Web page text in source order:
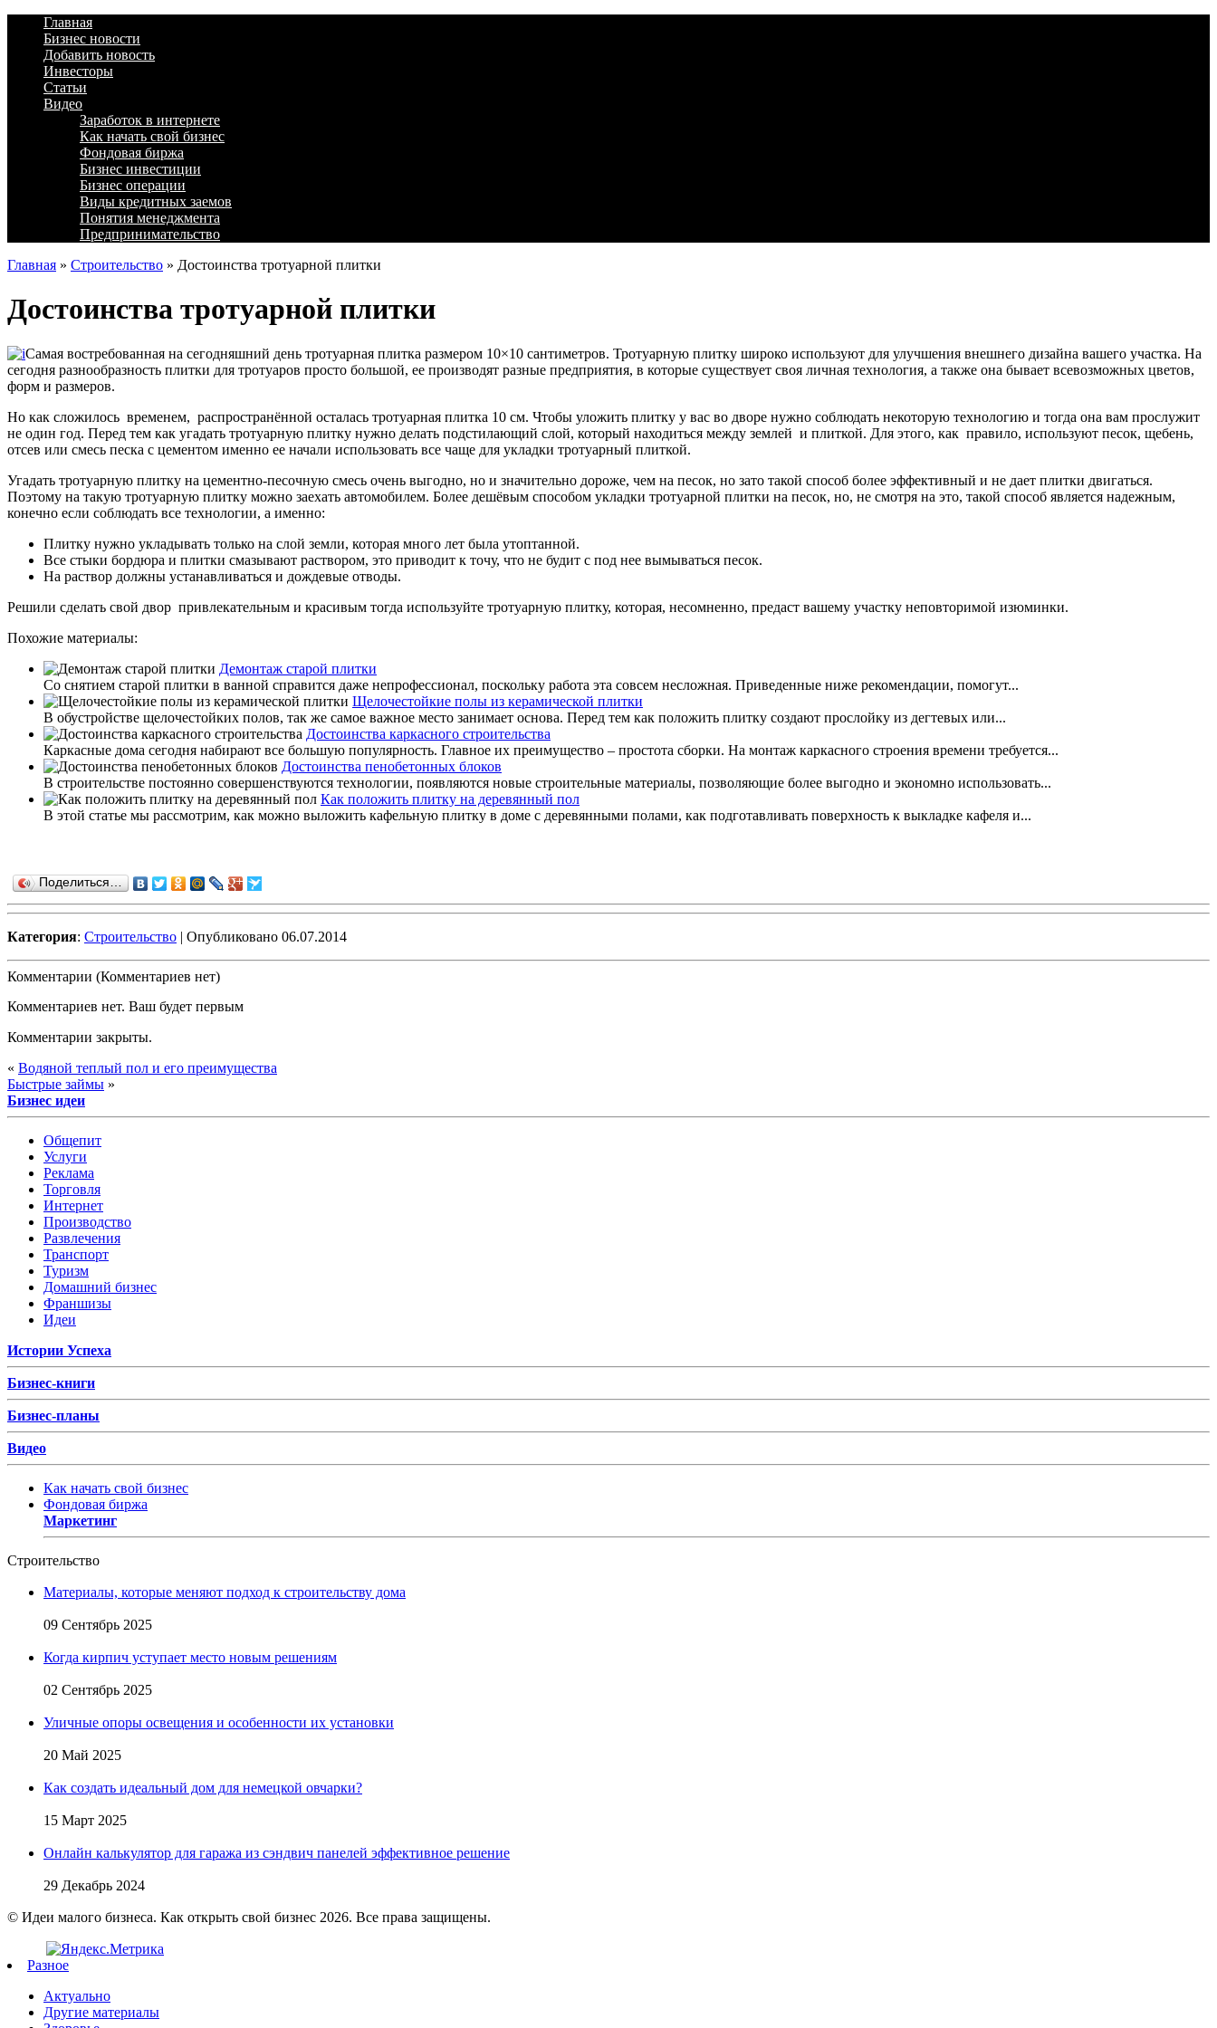
Главная
Бизнес новости
Добавить новость
Инвесторы
Статьи
Видео
Заработок в интернете
Как начать свой бизнес
Фондовая биржа
Бизнес инвестиции
Бизнес операции
Виды кредитных заемов
Понятия менеджмента
Предпринимательство
Главная » Строительство » Достоинства тротуарной плитки
Достоинства тротуарной плитки
Самая востребованная на сегодняшний день тротуарная плитка размером 10×10 сантиметров. Тротуарную плитку широко используют для улучшения внешнего дизайна вашего участка. На
сегодня разнообразность плитки для тротуаров просто большой, ее производят разные предприятия, в которые существует своя личная технология, а также она бывает всевозможных цветов,
форм и размеров.
Но как сложилось временем, распространённой осталась тротуарная плитка 10 см. Чтобы уложить плитку у вас во дворе нужно соблюдать некоторую технологию и тогда она вам прослужит
не один год. Перед тем как угадать тротуарную плитку нужно делать подстилающий слой, который находиться между землей и плиткой. Для этого, как правило, используют песок, щебень,
отсев или смесь песка с цементом именно ее начали использовать все чаще для укладки тротуарный плиткой.
Угадать тротуарную плитку на цементно-песочную смесь очень выгодно, но и значительно дороже, чем на песок, но зато такой способ более эффективный и не дает плитки двигаться.
Поэтому на такую тротуарную плитку можно заехать автомобилем. Более дешёвым способом укладки тротуарной плитки на песок, но, не смотря на это, такой способ является надежным,
конечно если соблюдать все технологии, а именно:
Плитку нужно укладывать только на слой земли, которая много лет была утоптанной.
Все стыки бордюра и плитки смазывают раствором, это приводит к точу, что не будит с под нее вымываться песок.
На раствор должны устанавливаться и дождевые отводы.
Решили сделать свой двор привлекательным и красивым тогда используйте тротуарную плитку, которая, несомненно, предаст вашему участку неповторимой изюминки.
Похожие материалы:
Демонтаж старой плитки
Со снятием старой плитки в ванной справится даже непрофессионал, поскольку работа эта совсем несложная. Приведенные ниже рекомендации, помогут...
Щелочестойкие полы из керамической плитки
В обустройстве щелочестойких полов, так же самое важное место занимает основа. Перед тем как положить плитку создают прослойку из дегтевых или...
Достоинства каркасного строительства
Каркасные дома сегодня набирают все большую популярность. Главное их преимущество – простота сборки. На монтаж каркасного строения времени требуется...
Достоинства пенобетонных блоков
В строительстве постоянно совершенствуются технологии, появляются новые строительные материалы, позволяющие более выгодно и экономно использовать...
Как положить плитку на деревянный пол
В этой статье мы рассмотрим, как можно выложить кафельную плитку в доме с деревянными полами, как подготавливать поверхность к выкладке кафеля и...
Поделиться…
Категория: Строительство | Опубликовано 06.07.2014
Комментарии (Комментариев нет)
Комментариев нет. Ваш будет первым
Комментарии закрыты.
« Водяной теплый пол и его преимущества
Быстрые займы »
Бизнес идеи
Общепит
Услуги
Реклама
Торговля
Интернет
Производство
Развлечения
Транспорт
Туризм
Домашний бизнес
Франшизы
Идеи
Истории Успеха
Бизнес-книги
Бизнес-планы
Видео
Как начать свой бизнес
Фондовая биржа
Маркетинг
Строительство
Материалы, которые меняют подход к строительству дома
09 Сентябрь 2025
Когда кирпич уступает место новым решениям
02 Сентябрь 2025
Уличные опоры освещения и особенности их установки
20 Май 2025
Как создать идеальный дом для немецкой овчарки?
15 Март 2025
Онлайн калькулятор для гаража из сэндвич панелей эффективное решение
29 Декабрь 2024
© Идеи малого бизнеса. Как открыть свой бизнес 2026. Все права защищены.
Разное
Актуально
Другие материалы